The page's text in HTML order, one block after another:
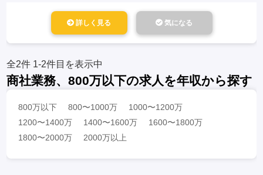
詳しく見る 気になる
全2件 1-2件目を表示中
商社業務、800万以下の求人を年収から探す
800万以下 800〜1000万
1000〜1200万
1200〜1400万
1400〜1600万
1600〜1800万
1800〜2000万
2000万以上